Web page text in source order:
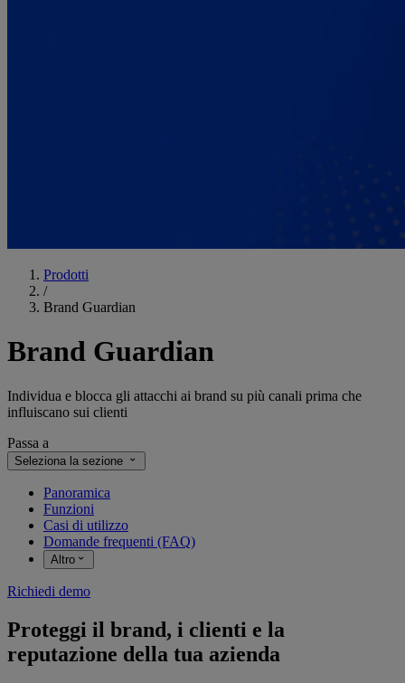
Prodotti
/
Brand Guardian
Brand Guardian
Individua e blocca gli attacchi ai brand su più canali prima che
influiscano sui clienti
Passa a
Seleziona la sezione
Panoramica
Funzioni
Casi di utilizzo
Domande frequenti (FAQ)
Altro
Richiedi demo
Proteggi il brand, i clienti e la
reputazione della tua azienda